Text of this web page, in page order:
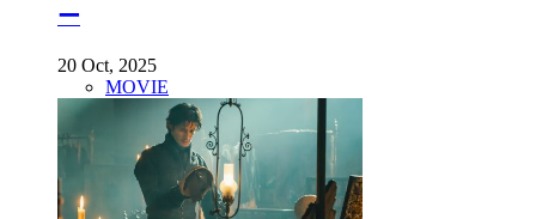
ー
20 Oct, 2025
MOVIE